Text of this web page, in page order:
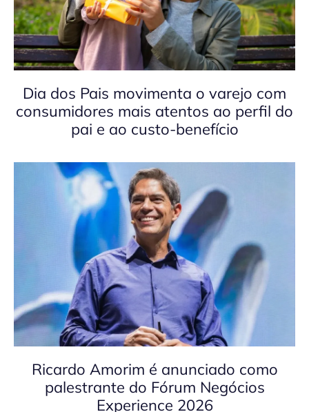
Dia dos Pais movimenta o varejo com
consumidores mais atentos ao perfil do
pai e ao custo-benefício
Ricardo Amorim é anunciado como
palestrante do Fórum Negócios
Experience 2026